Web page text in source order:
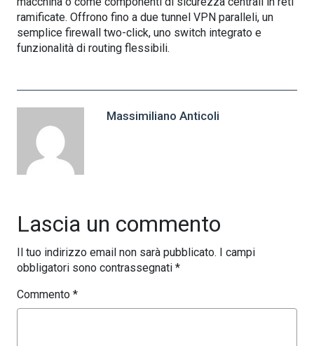
ramificate. Offrono fino a due tunnel VPN paralleli, un
semplice firewall two-click, uno switch integrato e
funzionalità di routing flessibili.
Massimiliano Anticoli
Lascia un commento
Il tuo indirizzo email non sarà pubblicato. I campi
obbligatori sono contrassegnati *
Commento *